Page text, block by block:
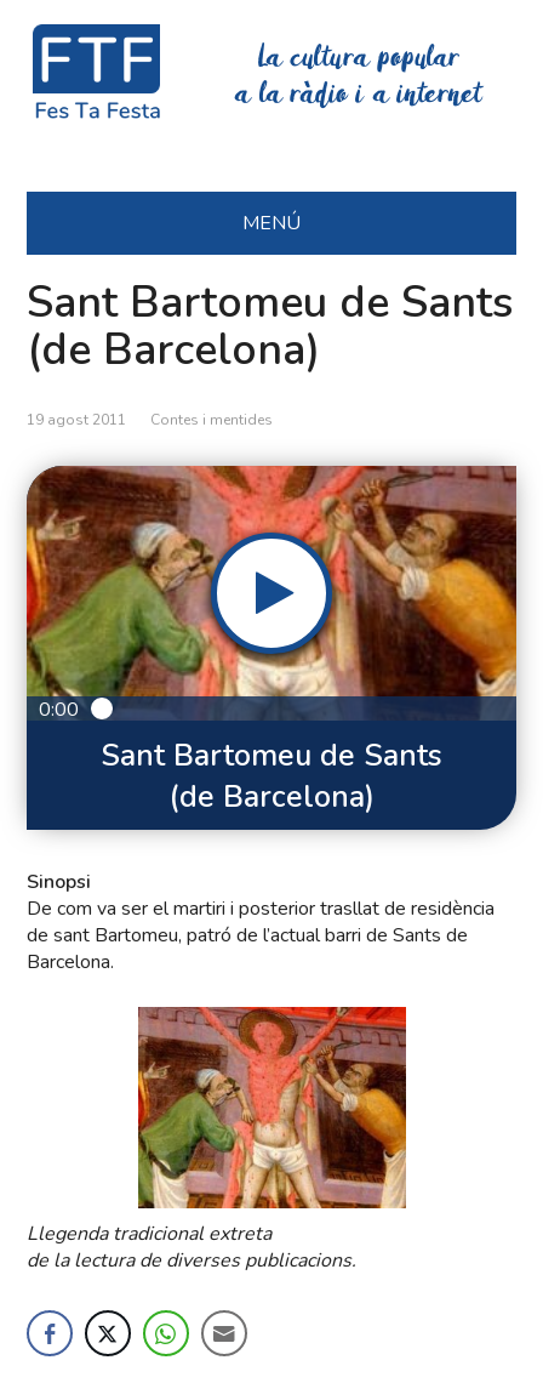
La cultura popular
a la ràdio i a internet
MENÚ
Sant Bartomeu de Sants
(de Barcelona)
19 agost 2011 Contes i mentides
0:00
Sant Bartomeu de Sants
(de Barcelona)
Sinopsi
De com va ser el martiri i posterior trasllat de residència
de sant Bartomeu, patró de l’actual barri de Sants de
Barcelona.
Llegenda tradicional extreta
de la lectura de diverses publicacions.